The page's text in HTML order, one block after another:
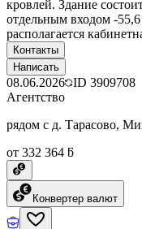
кровлей. Здание
отдельным входом -
располагается
Контакты
Написать
08.06.2026 ID 3909708
Агентство
рядом с д. Тарасово,
от 332 364 ƃ
Конвертер валют